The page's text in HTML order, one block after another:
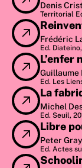
Denis
Territorial
Frédéric
Ed.
L’enfer
Guillaume
Ed. Les
La
Michel
Ed. Seuil,
Libre
Peter Gray
Ed. Actes